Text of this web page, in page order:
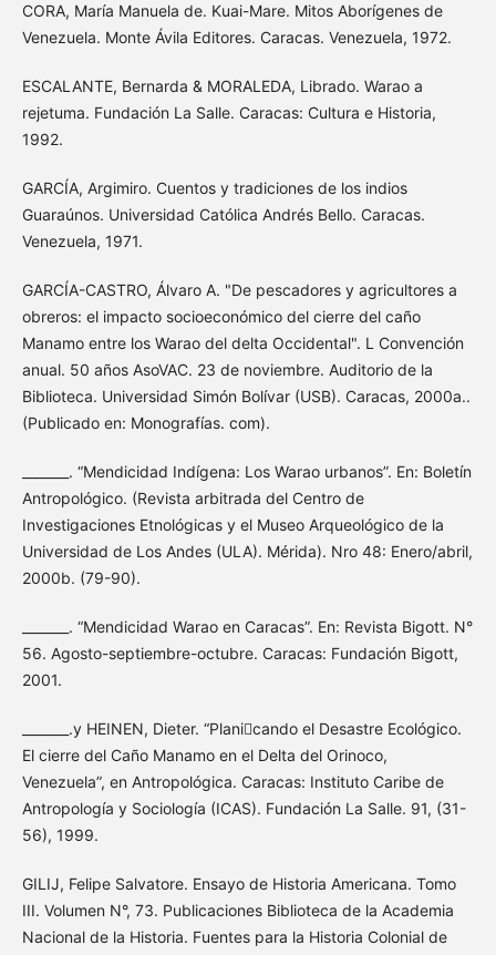
CORA, María Manuela de. Kuai-Mare. Mitos Aborígenes de
Venezuela. Monte Ávila Editores. Caracas. Venezuela, 1972.
ESCALANTE, Bernarda & MORALEDA, Librado. Warao a
rejetuma. Fundación La Salle. Caracas: Cultura e Historia,
1992.
GARCÍA, Argimiro. Cuentos y tradiciones de los indios
Guaraúnos. Universidad Católica Andrés Bello. Caracas.
Venezuela, 1971.
GARCÍA-CASTRO, Álvaro A. "De pescadores y agricultores a
obreros: el impacto socioeconómico del cierre del caño
Manamo entre los Warao del delta Occidental". L Convención
anual. 50 años AsoVAC. 23 de noviembre. Auditorio de la
Biblioteca. Universidad Simón Bolívar (USB). Caracas, 2000a..
(Publicado en: Monografías. com).
_______. “Mendicidad Indígena: Los Warao urbanos”. En: Boletín
Antropológico. (Revista arbitrada del Centro de
Investigaciones Etnológicas y el Museo Arqueológico de la
Universidad de Los Andes (ULA). Mérida). Nro 48: Enero/abril,
2000b. (79-90).
_______. “Mendicidad Warao en Caracas”. En: Revista Bigott. N°
56. Agosto-septiembre-octubre. Caracas: Fundación Bigott,
2001.
_______.y HEINEN, Dieter. “Planicando el Desastre Ecológico.
El cierre del Caño Manamo en el Delta del Orinoco,
Venezuela”, en Antropológica. Caracas: Instituto Caribe de
Antropología y Sociología (ICAS). Fundación La Salle. 91, (31-
56), 1999.
GILIJ, Felipe Salvatore. Ensayo de Historia Americana. Tomo
III. Volumen N°, 73. Publicaciones Biblioteca de la Academia
Nacional de la Historia. Fuentes para la Historia Colonial de